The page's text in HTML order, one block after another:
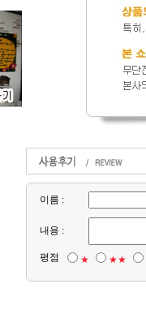
이름 :
내용 :
평점 ★ ★★